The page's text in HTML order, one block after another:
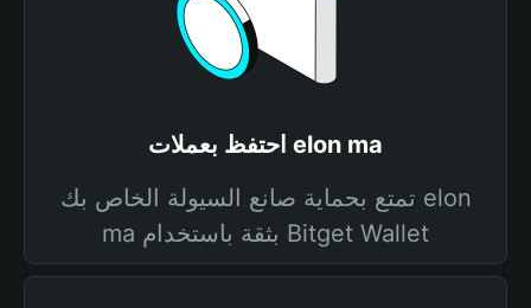
احتفظ بعملات elon ma
تمتع بحماية صانع السيولة الخاص بك elon
ma بثقة باستخدام Bitget Wallet